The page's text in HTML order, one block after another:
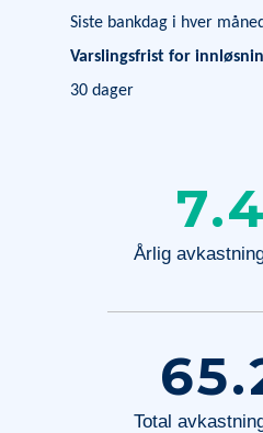
Siste bankdag i hver
Varslingsfrist for
30 dager
7.4
Årlig
Total